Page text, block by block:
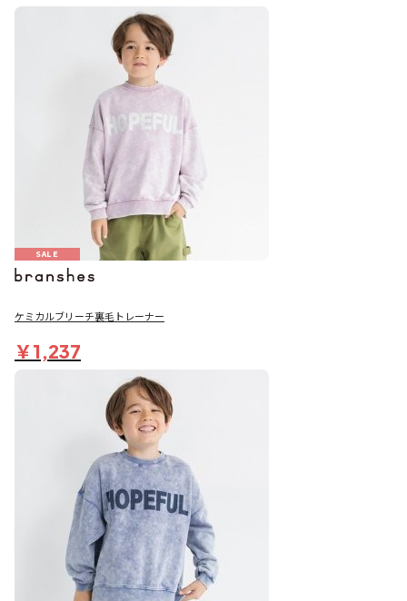
SALE
ケミカルブリーチ裏毛トレーナー
￥1,237